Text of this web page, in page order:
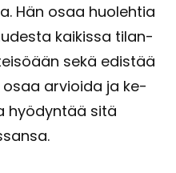
Hän osaa huo­leh­tia
kai­kis­sa ti­lan­
sekä edis­tää
osaa ar­vioi­da ja ke­
hyö­dyn­tää sitä